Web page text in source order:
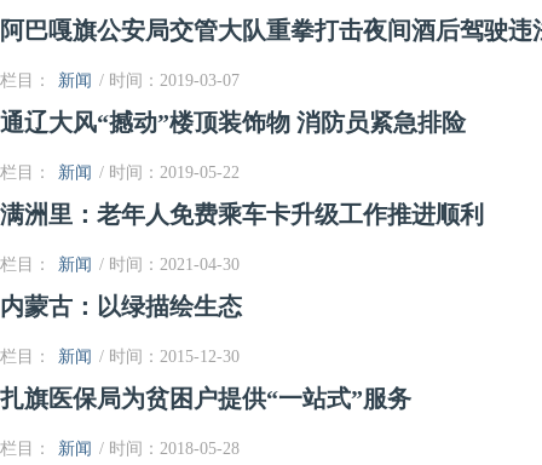
阿巴嘎旗公安局交管大队重拳打击夜间酒后驾驶违
栏目： 新闻 / 时间：2019-03-07
通辽大风“撼动”楼顶装饰物 消防员紧急排险
栏目： 新闻 / 时间：2019-05-22
满洲里：老年人免费乘车卡升级工作推进顺利
栏目： 新闻 / 时间：2021-04-30
内蒙古：以绿描绘生态
栏目： 新闻 / 时间：2015-12-30
扎旗医保局为贫困户提供“一站式”服务
栏目： 新闻 / 时间：2018-05-28